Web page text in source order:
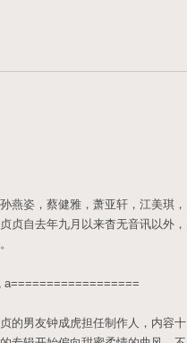
姿，蔡健雅，萧亚轩，江美琪，
贞自去年九月以来杳无音讯以外，
男友钟成虎担任制作人，内容十